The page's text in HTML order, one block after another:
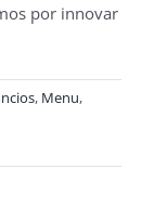
por innovar
, Menu,